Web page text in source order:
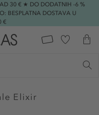
30 € ★ DO DODATNIH -6 %
BESPLATNA DOSTAVA U
€
Elixir